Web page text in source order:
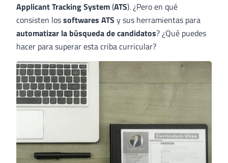
Applicant Tracking System(ATS). ¿Pero en qué
consisten lossoftwares ATS y sus herramientas para
automatizar la búsqueda de candidatos? ¿Qué puedes
hacer para superar esta criba curricular?